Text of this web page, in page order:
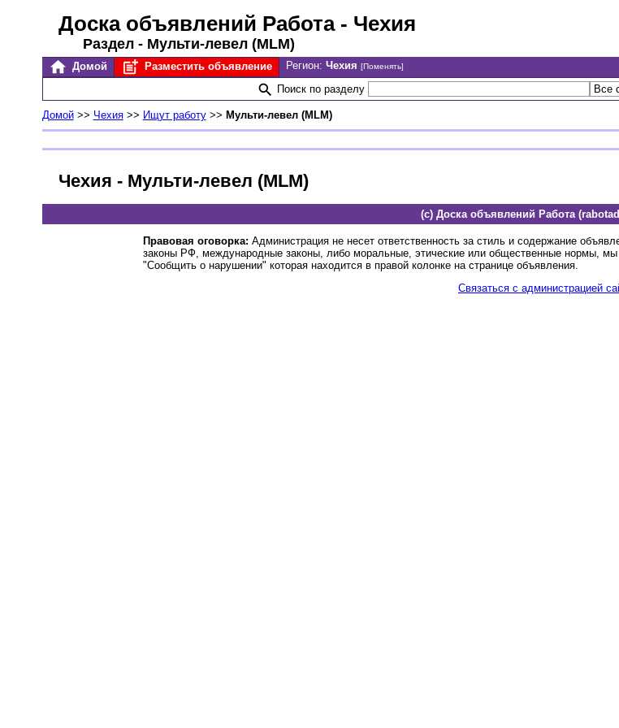
Доска объявлений Работа- Чехия
Раздел - Мульти-левел (MLM)
Домой Разместить объявление Регион: Чехия [Поменять]
Поиск по разделу
Домой>> Чехия>> Ищут работу>> Мульти-левел (MLM)
Чехия - Мульти-левел (MLM)
(c) Доска объявлений Работа
Правовая оговорка: Администрация не несет ответственность за стиль и содержание
законы РФ, международные законы, либо моральные, этические или общественные нормы,
"Сообщить о нарушении" которая находится в правой колонке на странице объявления.
Связаться с администрацией